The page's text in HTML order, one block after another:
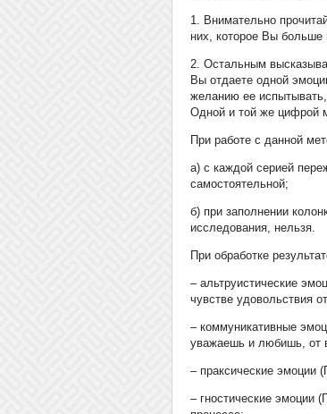
1. Внимательно
них, которое Вы больше
2. Остальным
Вы отдаете одной
желанию ее
Одной и той же цифрой
При работе с данной
а) с каждой серией
самостоятельной;
б) при заполнении
исследования, нельзя.
При обработке
– альтруистические
чувстве удовольствия
– коммуникативные
уважаешь и любишь, от
– праксические эмоции
– гностические эмоции